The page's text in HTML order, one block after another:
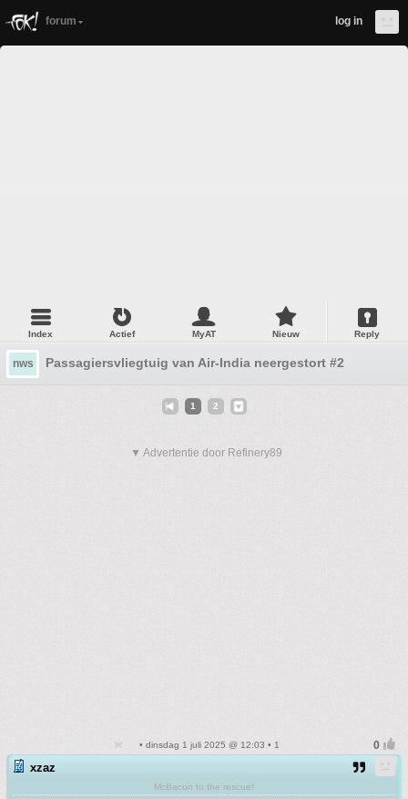
forum log in
Index Actief MyAT Nieuw Reply
nws Passagiersvliegtuig van Air-India neergestort #2
1 2
▼ Advertentie door Refinery89
• dinsdag 1 juli 2025 @ 12:03 • 1
xzaz
McBacon to the rescue!